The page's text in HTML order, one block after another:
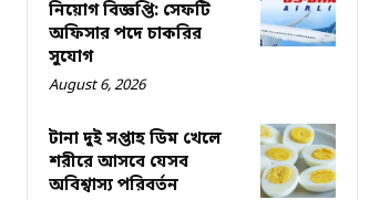
নিয়োগ বিজ্ঞপ্তি: সেফটি
অফিসার পদে চাকরির
সুযোগ
August 6, 2026
টানা দুই সপ্তাহ ডিম খেলে
শরীরে আসবে যেসব
অবিশ্বাস্য পরিবর্তন